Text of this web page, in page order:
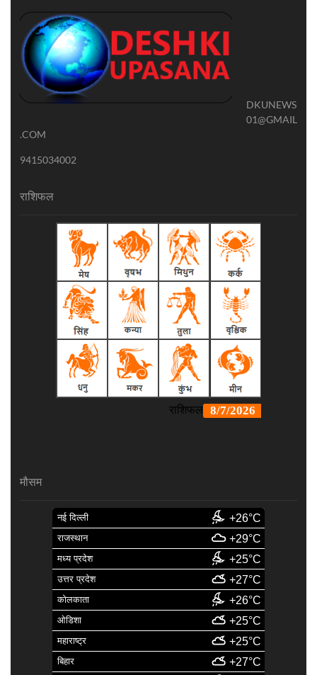
DKUNEWS
01@GMAIL
.COM
9415034002
राशिफल
मौसम
नई दिल्ली +26°C
राजस्थान +29°C
मध्य प्रदेश +25°C
उत्तर प्रदेश +27°C
कोलकाता +26°C
ओडिशा +25°C
महाराष्ट्र +25°C
बिहार +27°C